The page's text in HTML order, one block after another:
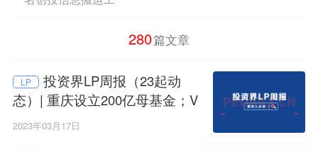
280篇文章
LP
投资界LP周报（23起动
态）| 重庆设立200亿母基金；V
C开始比拼校友圈；这些城市在
2023年03月17日